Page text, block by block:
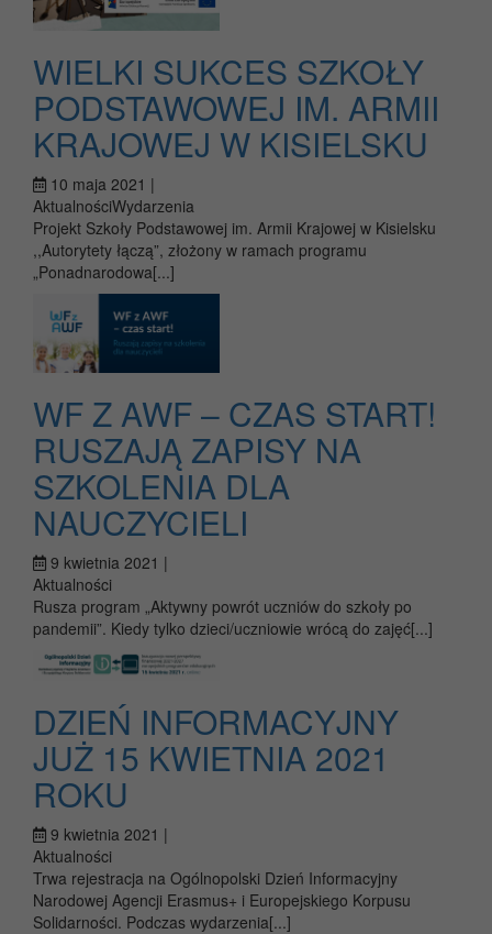
WIELKI SUKCES SZKOŁY
PODSTAWOWEJ IM. ARMII
KRAJOWEJ W KISIELSKU
10 maja 2021 |
AktualnościWydarzenia
Projekt Szkoły Podstawowej im. Armii Krajowej w Kisielsku
,,Autorytety łączą”, złożony w ramach programu
„Ponadnarodowa[...]
WF Z AWF – CZAS START!
RUSZAJĄ ZAPISY NA
SZKOLENIA DLA
NAUCZYCIELI
9 kwietnia 2021 |
Aktualności
Rusza program „Aktywny powrót uczniów do szkoły po
pandemii”. Kiedy tylko dzieci/uczniowie wrócą do zajęć[...]
DZIEŃ INFORMACYJNY
JUŻ 15 KWIETNIA 2021
ROKU
9 kwietnia 2021 |
Aktualności
Trwa rejestracja na Ogólnopolski Dzień Informacyjny
Narodowej Agencji Erasmus+ i Europejskiego Korpusu
Solidarności. Podczas wydarzenia[...]